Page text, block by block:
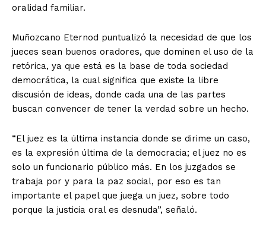
oralidad familiar.
Muñozcano Eternod puntualizó la necesidad de que los
jueces sean buenos oradores, que dominen el uso de la
retórica, ya que está es la base de toda sociedad
democrática, la cual significa que existe la libre
discusión de ideas, donde cada una de las partes
buscan convencer de tener la verdad sobre un hecho.
“El juez es la última instancia donde se dirime un caso,
es la expresión última de la democracia; el juez no es
solo un funcionario público más. En los juzgados se
trabaja por y para la paz social, por eso es tan
importante el papel que juega un juez, sobre todo
porque la justicia oral es desnuda”, señaló.